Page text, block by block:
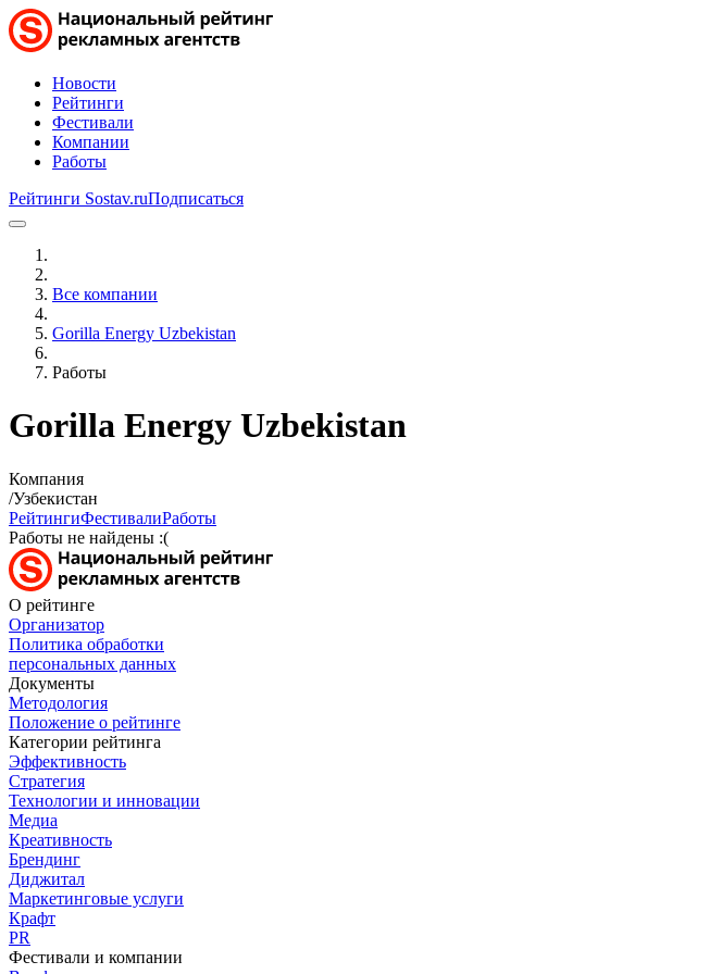
Новости
Рейтинги
Фестивали
Компании
Работы
Рейтинги Sostav.ruПодписаться
Все компании
Gorilla Energy Uzbekistan
Работы
Gorilla Energy Uzbekistan
Компания
/Узбекистан
РейтингиФестивалиРаботы
Работы не найдены :(
О рейтинге
Организатор
Политика обработки
персональных данных
Документы
Методология
Положение о рейтинге
Категории рейтинга
Эффективность
Стратегия
Технологии и инновации
Медиа
Креативность
Брендинг
Диджитал
Маркетинговые услуги
Крафт
PR
Фестивали и компании